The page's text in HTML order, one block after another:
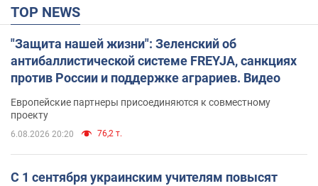
TOP NEWS
"Защита нашей жизни": Зеленский об
антибаллистической системе FREYJA, санкциях
против России и поддержке аграриев. Видео
Европейские партнеры присоединяются к совместному
проекту
6.08.2026 20:20 76,2 т.
С 1 сентября украинским учителям повысят